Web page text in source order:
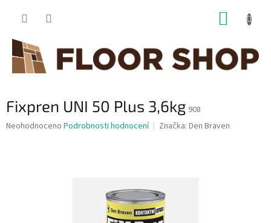
Fixpren UNI 50 Plus 3,6kg 908
Průměrné
Neohodnoceno Podrobnosti hodnocení Značka: Den Braven